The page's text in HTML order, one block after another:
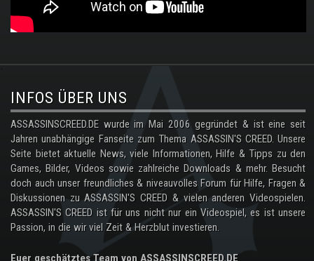
.
INFOS ÜBER UNS
ASSASSINSCREED.DE wurde im Mai 2006 gegründet & ist eine seit
Jahren unabhängige Fanseite zum Thema ASSASSIN'S CREED. Unsere
Seite bietet aktuelle News, viele Informationen, Hilfe & Tipps zu den
Games, Bilder, Videos sowie zahlreiche Downloads & mehr. Besucht
doch auch unser freundliches & niveauvolles Forum für Hilfe, Fragen &
Diskussionen zu ASSASSIN'S CREED & vielen anderen Videospielen.
ASSASSIN'S CREED ist für uns nicht nur ein Videospiel, es ist unsere
Passion, in die wir viel Zeit & Herzblut investieren.
Euer geschätztes Team von ASSASSINSCREED.DE